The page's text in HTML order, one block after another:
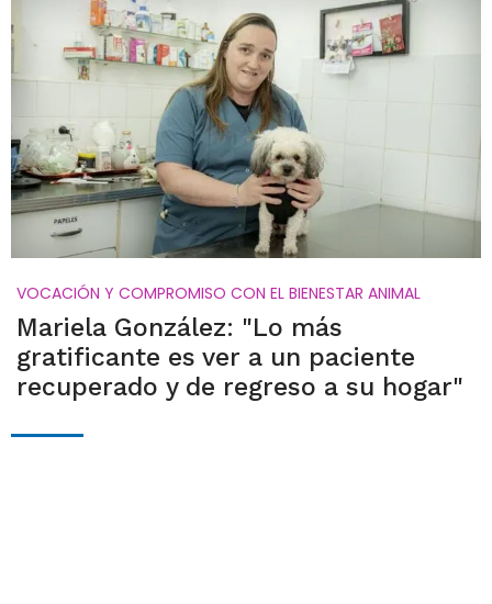
VOCACIÓN Y COMPROMISO CON EL BIENESTAR ANIMAL
Mariela González: "Lo más
gratificante es ver a un paciente
recuperado y de regreso a su hogar"